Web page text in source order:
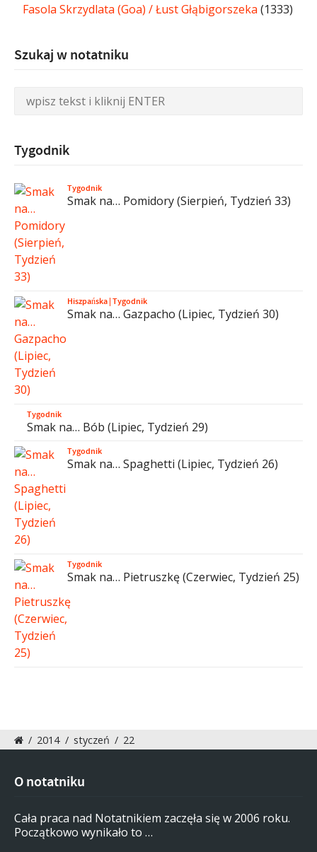
Fasola Skrzydlata (Goa) / Łust Głąbigorszeka (1333)
Szukaj w notatniku
Tygodnik
Tygodnik
Smak na… Pomidory (Sierpień, Tydzień 33)
Hiszpańska|Tygodnik
Smak na… Gazpacho (Lipiec, Tydzień 30)
Tygodnik
Smak na… Bób (Lipiec, Tydzień 29)
Tygodnik
Smak na… Spaghetti (Lipiec, Tydzień 26)
Tygodnik
Smak na… Pietruszkę (Czerwiec, Tydzień 25)
/ 2014 / styczeń / 22
O notatniku
Cała praca nad Notatnikiem zaczęła się w 2006 roku.
Początkowo wynikało to …